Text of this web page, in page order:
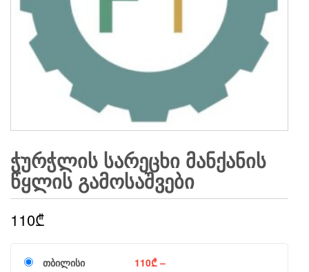
ᲭᲣᲠᲭᲚᲘᲡ ᲡᲐᲠᲔᲪᲮᲘ ᲛᲐᲜᲥᲐᲜᲘᲡ
ᲬᲧᲚᲘᲡ ᲒᲐᲛᲝᲡᲐᲨᲕᲔᲑᲘ
110₾
თბილისი 110₾–